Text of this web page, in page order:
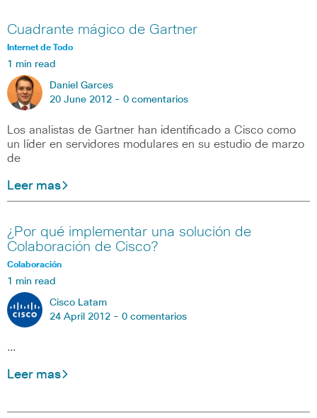
Cuadrante mágico de Gartner
Internet de Todo
1 min read
Daniel Garces
20 June 2012 - 0 comentarios
Los analistas de Gartner han identificado a Cisco como
un líder en servidores modulares en su estudio de marzo
de
Leer mas
¿Por qué implementar una solución de
Colaboración de Cisco?
Colaboración
1 min read
Cisco Latam
24 April 2012 - 0 comentarios
…
Leer mas